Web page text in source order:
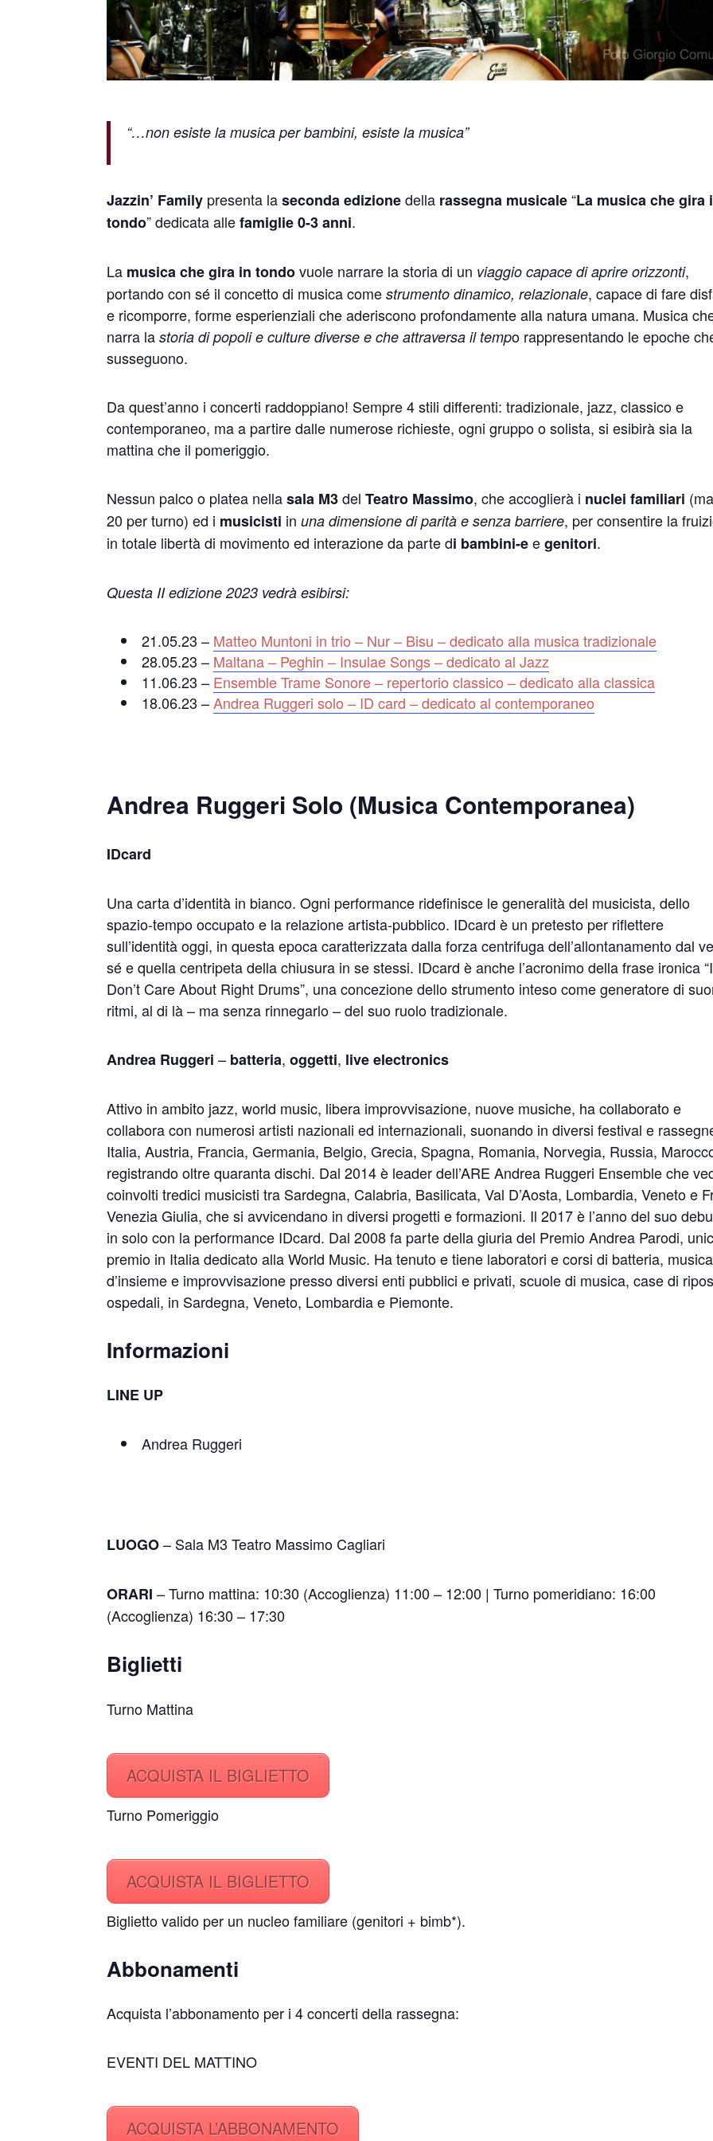
“…non esiste la musica per bambini, esiste la musica”
Jazzin’ Family presenta laseconda edizionedella rassegna musicale“La musica che gira
tondo” dedicata allefamiglie 0-3 anni.
La musica che gira in tondovuole narrare la storia di un viaggio capace di aprire orizzonti,
portando con sé il concetto di musica come strumento dinamico, relazionale, capace di fare
e ricomporre, forme esperienziali che aderiscono profondamente alla natura umana. Musica
narra lastoria di popoli e culture diverse e che attraversa il tempo rappresentando le epoche
susseguono.
Da quest’anno i concerti raddoppiano! Sempre 4 stili differenti: tradizionale, jazz, classico e
contemporaneo, ma a partire dalle numerose richieste, ogni gruppo o solista, si esibirà sia la
mattina che il pomeriggio.
Nessun palco o platea nellasala M3delTeatro Massimo, che accoglierà i nuclei familiari
20 per turno) ed i musicisti in una dimensione di parità e senza barriere, per consentire la
in totale libertà di movimento ed interazione da parte di bambini-eegenitori.
Questa II edizione 2023 vedrà esibirsi:
21.05.23 – Matteo Muntoni in trio – Nur – Bisu – dedicato alla musica tradizionale
28.05.23 – Maltana – Peghin – Insulae Songs – dedicato al Jazz
11.06.23 – Ensemble Trame Sonore – repertorio classico – dedicato alla classica
18.06.23 –Andrea Ruggeri solo – ID card – dedicato al contemporaneo
Andrea Ruggeri Solo (Musica Contemporanea)
IDcard
Una carta d’identità in bianco. Ogni performance ridefinisce le generalità del musicista, dello
spazio-tempo occupato e la relazione artista-pubblico. IDcard è un pretesto per riflettere
sull’identità oggi, in questa epoca caratterizzata dalla forza centrifuga dell’allontanamento dal
sé e quella centripeta della chiusura in se stessi. IDcard è anche l’acronimo della frase ironica “I
Don’t Care About Right Drums”, una concezione dello strumento inteso come generatore di
ritmi, al di là – ma senza rinnegarlo – del suo ruolo tradizionale.
Andrea Ruggeri – batteria,oggetti, live electronics
Attivo in ambito jazz, world music, libera improvvisazione, nuove musiche, ha collaborato e
collabora con numerosi artisti nazionali ed internazionali, suonando in diversi festival e
Italia, Austria, Francia, Germania, Belgio, Grecia, Spagna, Romania, Norvegia, Russia,
registrando oltre quaranta dischi. Dal 2014 è leader dell’ARE Andrea Ruggeri Ensemble che
coinvolti tredici musicisti tra Sardegna, Calabria, Basilicata, Val D’Aosta, Lombardia, Veneto e
Venezia Giulia, che si avvicendano in diversi progetti e formazioni. Il 2017 è l’anno del suo
in solo con la performance IDcard. Dal 2008 fa parte della giuria del Premio Andrea Parodi,
premio in Italia dedicato alla World Music. Ha tenuto e tiene laboratori e corsi di batteria, musica
d’insieme e improvvisazione presso diversi enti pubblici e privati, scuole di musica, case di
ospedali, in Sardegna, Veneto, Lombardia e Piemonte.
Informazioni
LINE UP
Andrea Ruggeri
LUOGO– Sala M3 Teatro Massimo Cagliari
ORARI – Turno mattina: 10:30 (Accoglienza) 11:00 – 12:00 | Turno pomeridiano: 16:00
(Accoglienza) 16:30 – 17:30
Biglietti
Turno Mattina
ACQUISTA IL BIGLIETTO
Turno Pomeriggio
ACQUISTA IL BIGLIETTO
Biglietto valido per un nucleo familiare (genitori + bimb*).
Abbonamenti
Acquista l’abbonamento per i 4 concerti della rassegna:
EVENTI DEL MATTINO
ACQUISTA L’ABBONAMENTO